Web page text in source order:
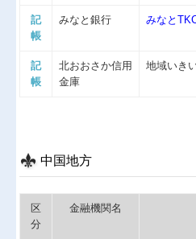
記
帳
みなと銀行 みなと
記
帳
北おおさか信用
金庫
地域いき
中国地方
区
分
金融機関名